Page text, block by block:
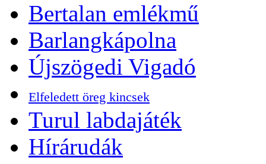
Bertalan emlékmű
Barlangkápolna
Újszögedi Vigadó
Elfeledett öreg kincsek
Turul labdajáték
Hírárudák